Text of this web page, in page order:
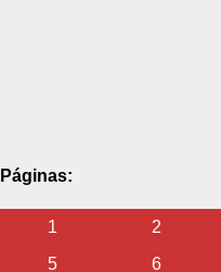
Páginas:
1 2
5
6